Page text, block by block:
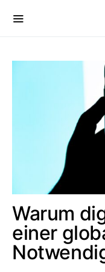
Warum
einer